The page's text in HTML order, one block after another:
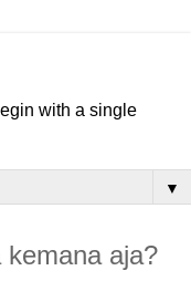
with a single
▼
aja?